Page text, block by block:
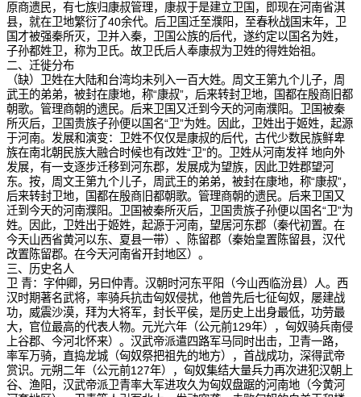
原商遗民，有七族归康叔管理，康叔于是建立卫国，即现在河南省淇
县，就在卫地繁衍了40余代。后卫国迁至濮阳，至春秋战国末年，卫
国才被强秦所灭，卫并入秦，卫国公族的后代，遂约定以国名为姓，
子孙都姓卫，称为卫氏。故卫氏后人奉康叔为卫姓的得姓始祖。
二、迁徙分布
（缺）卫姓在大陆和台湾均未列入一百大姓。周文王第九个儿子，周
武王的弟弟，被封在康地，称“康叔”，后来转封卫地，国都在殷商旧都
朝歌。管理商朝的遗民。后来卫国又迁到今天的河南濮阳。卫国被秦
所灭后，卫国贵族子孙便以国名“卫”为姓。因此，卫姓出于姬姓，起源
于河南。发展和演变：卫姓不仅仅是康叔的后代，古代少数民族鲜卑
族在南北朝民族大融合时候也有改姓“卫”的。卫姓从河南发祥 地向外
发展，有一支逐步迁移到河东郡，发展成为望族，因此卫姓郡望河
东。按，周文王第九个儿子，周武王的弟弟，被封在康地，称“康叔”，
后来转封卫地，国都在殷商旧都朝歌。管理商朝的遗民。后来卫国又
迁到今天的河南濮阳。卫国被秦所灭后，卫国贵族子孙便以国名“卫”为
姓。因此，卫姓出于姬姓，起源于河南，望居河东郡（秦代初置。在
今天山西省黄河以东、夏县一带）、陈留郡（秦始皇置陈留县，汉代
改置陈留郡。在今天河南省开封地区）。
三、历史名人
卫 青：字仲卿，另曰仲青。汉朝时河东平阳（今山西临汾县）人。西
汉时期著名武将，率骑兵抗击匈奴侵扰，他曾先后七征匈奴，屡建战
功，威震沙漠，拜为大将军，封长平侯，是历史上出身最低，功劳最
大，官位最高的代表人物。元光六年（公元前129年），匈奴骑兵南侵
上谷郡、今河北怀来）。汉武帝派遣四路军马同时出击，卫青一路，
率军万骑，直捣龙城（匈奴祭把祖先的地方），首战成功，深得武帝
赏识。元朔二年（公元前127年），匈奴集结大量兵力再次进犯汉朝上
谷、渔阳，汉武帝派卫青率大军进攻久为匈奴盘踞的河南地（今黄河